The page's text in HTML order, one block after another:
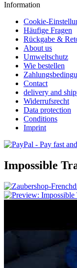
Information
Cookie-
Häufige Fragen
Rückgabe &
About us
Umweltschutz
Wie bestellen
Contact
delivery and
Widerrufsrecht
Data protection
Conditions
Imprint
Impossible